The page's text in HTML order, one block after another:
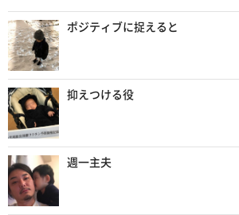
ポジティブに捉えると
抑えつける役
週一主夫